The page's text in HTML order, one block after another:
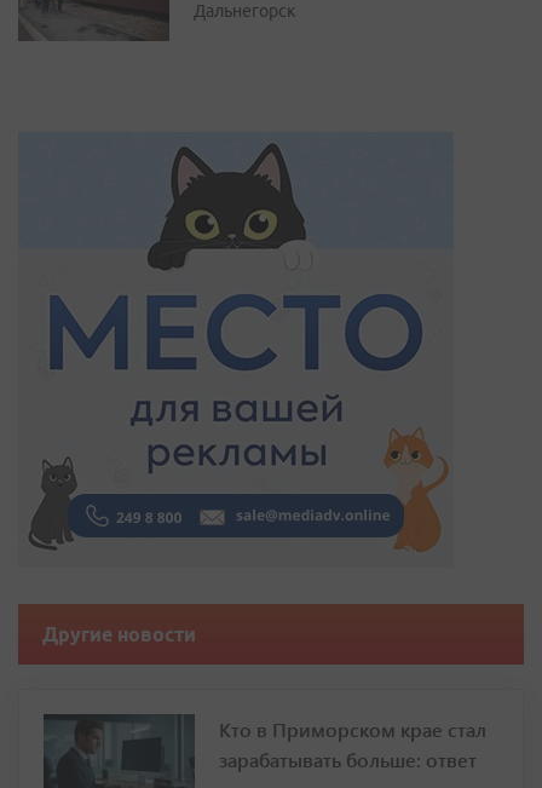
Дальнегорск
Другие новости
Кто в Приморском крае стал
зарабатывать больше: ответ